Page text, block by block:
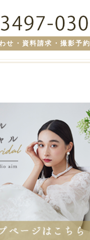
せ・資料請求・撮影予約